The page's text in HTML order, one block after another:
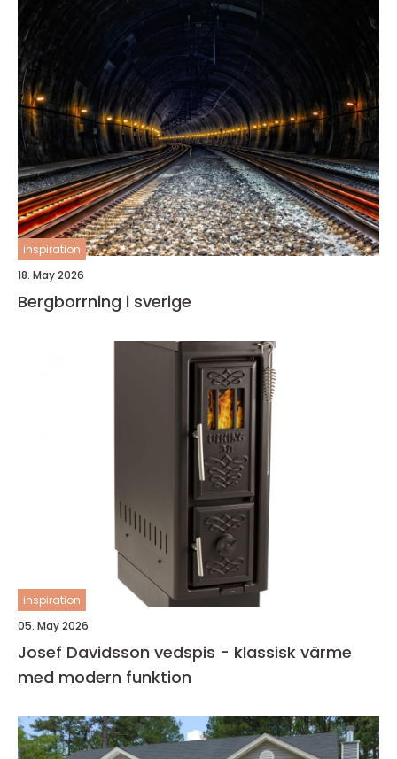
inspiration
18. May 2026
Bergborrning i sverige
inspiration
05. May 2026
Josef Davidsson vedspis - klassisk värme
med modern funktion